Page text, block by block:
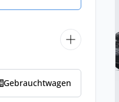
Gebrauchtwagen